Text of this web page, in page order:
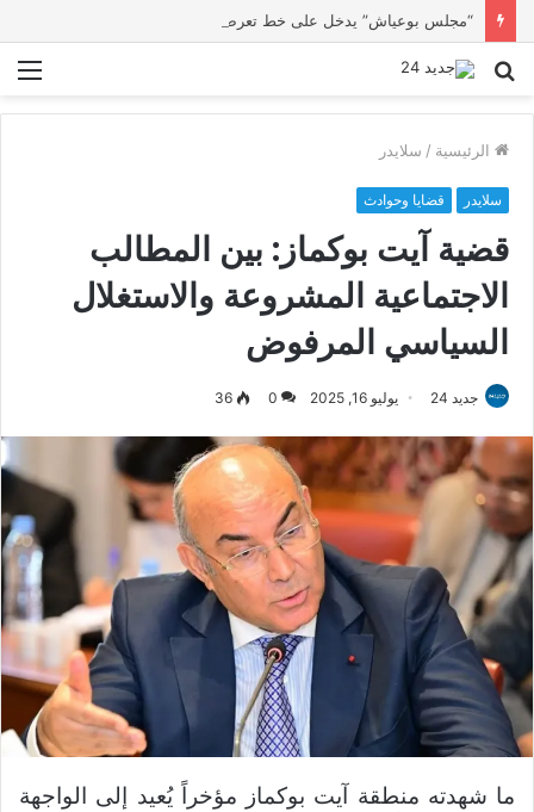
بحث
الرئيسية / سلايدر
سلايدر قضايا وحوادث
قضية آيت بوكماز: بين المطالب
الاجتماعية المشروعة والاستغلال
السياسي المرفوض
جديد 24 يوليو 16, 2025 0
36
ما شهدته منطقة آيت بوكماز مؤخراً يُعيد إلى الواجهة